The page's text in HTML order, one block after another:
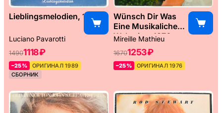
Lieblingsmelodien, 1989
Luciano Pavarotti
14901118 ₽
–25%
ОРИГИНАЛ 1989
СБОРНИК
Wünsch Dir Was
Eine Musikaliche
Weltreise, 1976
Mireille Mathieu
16701253 ₽
–25% ОРИГИНАЛ 1976